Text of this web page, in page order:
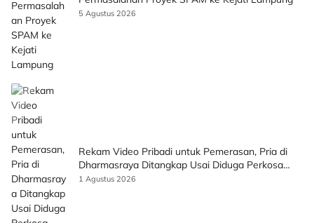
5 Agustus 2026
Rekam Video Pribadi untuk Pemerasan, Pria di
Dharmasraya Ditangkap Usai Diduga Perkosa
Korban
1 Agustus 2026